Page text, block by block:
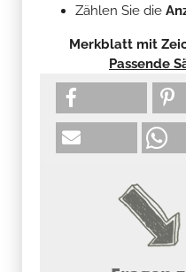
Zählen Sie die
Merkblatt mit
Passende